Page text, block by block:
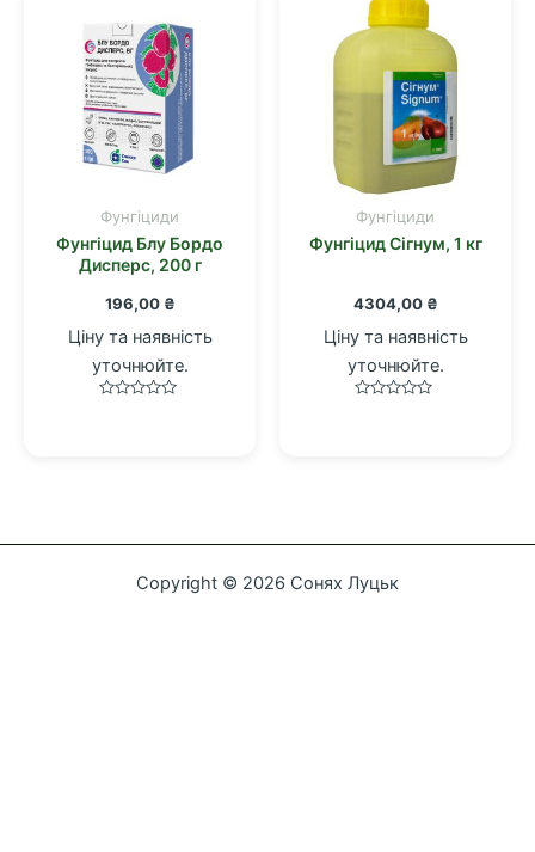
Фунгіциди
Фунгіцид Блу Бордо
Дисперс, 200 г
196,00 ₴
Ціну та наявність
уточнюйте.
Фунгіциди
Фунгіцид Сігнум, 1 кг
4304,00 ₴
Ціну та наявність
уточнюйте.
Copyright © 2026 Сонях Луцьк